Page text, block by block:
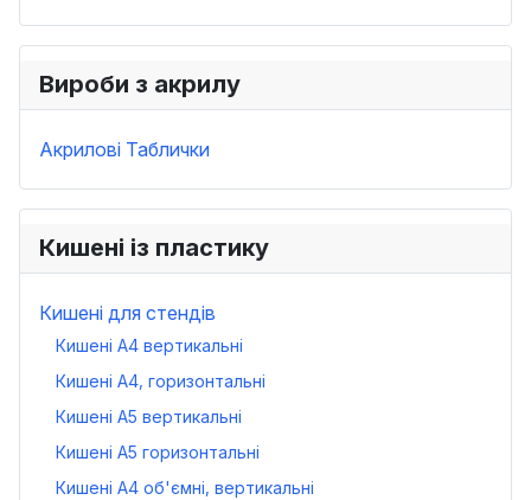
Вироби з акрилу
Акрилові Таблички
Кишені із пластику
Кишені для стендів
Кишені А4 вертикальні
Кишені А4, горизонтальні
Кишені А5 вертикальні
Кишені А5 горизонтальні
Кишені А4 об'ємні, вертикальні